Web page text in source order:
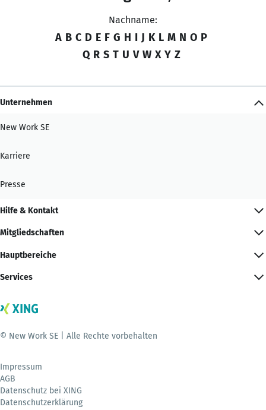
Nachname:
A B C D E F G H I J K L M N O P
Q R S T U V W X Y Z
Unternehmen
New Work SE
Karriere
Presse
Hilfe & Kontakt
Mitgliedschaften
Hauptbereiche
Services
© New Work SE | Alle Rechte vorbehalten
Impressum
AGB
Datenschutz bei XING
Datenschutzerklärung